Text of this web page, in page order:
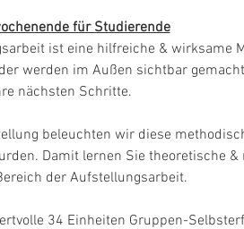
für Studierende
ist eine hilfreiche & wirksame
werden im Außen sichtbar
nächsten Schritte.
beleuchten wir diese
Damit lernen Sie theoretische
der Aufstellungsarbeit.
34 Einheiten Gruppen-